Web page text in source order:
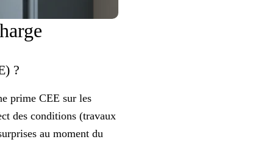
?
prime CEE sur les
des conditions (travaux
au moment du